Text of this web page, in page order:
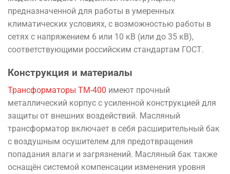
предназначенной для работы в умеренных
климатических условиях, с возможностью работы в
сетях с напряжением 6 или 10 кВ (или до 35 кВ),
соответствующими российским стандартам ГОСТ.
Конструкция и материалы
Трансформаторы TM-400 имеют прочный
металлический корпус с усиленной конструкцией для
защиты от внешних воздействий. Масляный
трансформатор включает в себя расширительный бак
с воздушным осушителем для предотвращения
попадания влаги и загрязнений. Масляный бак также
оснащён системой компенсации изменения уровня